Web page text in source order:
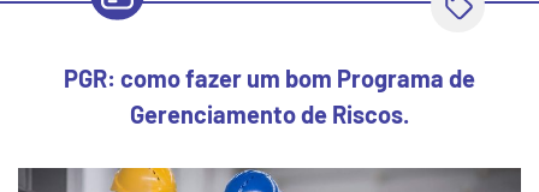
PGR: como fazer um bom Programa de
Gerenciamento de Riscos.